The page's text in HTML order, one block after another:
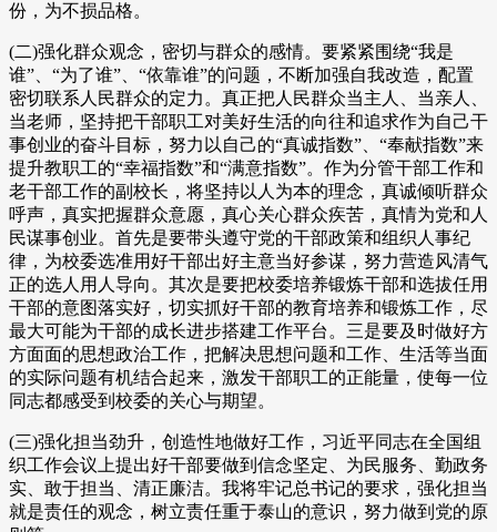
份，为不损品格。
(二)强化群众观念，密切与群众的感情。要紧紧围绕“我是
谁”、“为了谁”、“依靠谁”的问题，不断加强自我改造，配置
密切联系人民群众的定力。真正把人民群众当主人、当亲人、
当老师，坚持把干部职工对美好生活的向往和追求作为自己干
事创业的奋斗目标，努力以自己的“真诚指数”、“奉献指数”来
提升教职工的“幸福指数”和“满意指数”。作为分管干部工作和
老干部工作的副校长，将坚持以人为本的理念，真诚倾听群众
呼声，真实把握群众意愿，真心关心群众疾苦，真情为党和人
民谋事创业。首先是要带头遵守党的干部政策和组织人事纪
律，为校委选准用好干部出好主意当好参谋，努力营造风清气
正的选人用人导向。其次是要把校委培养锻炼干部和选拔任用
干部的意图落实好，切实抓好干部的教育培养和锻炼工作，尽
最大可能为干部的成长进步搭建工作平台。三是要及时做好方
方面面的思想政治工作，把解决思想问题和工作、生活等当面
的实际问题有机结合起来，激发干部职工的正能量，使每一位
同志都感受到校委的关心与期望。
(三)强化担当劲升，创造性地做好工作，习近平同志在全国组
织工作会议上提出好干部要做到信念坚定、为民服务、勤政务
实、敢于担当、清正廉洁。我将牢记总书记的要求，强化担当
就是责任的观念，树立责任重于泰山的意识，努力做到党的原